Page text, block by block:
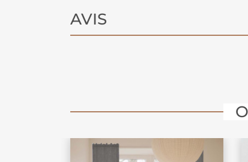
intérieur des insectes tout en
optimale.
Découvrez également notre
AVIS